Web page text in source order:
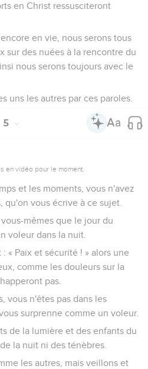
en Christ ressusciteront
en vie, nous serons tous
sur des nuées à la rencontre du
nous serons toujours avec le
uns les autres par ces paroles.
5
en vidéo pour le moment.
et les moments, vous n'avez
vous écrive à ce sujet.
mêmes que le jour du
voleur dans la nuit.
« Paix et sécurité ! » alors une
comme les douleurs sur la
pas.
vous n'êtes pas dans les
surprenne comme un voleur.
de la lumière et des enfants du
la nuit ni des ténèbres.
les autres, mais veillons et